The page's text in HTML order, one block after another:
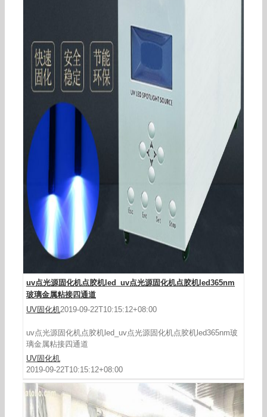
uv点光源固化机点胶机led_uv点光源固化机点胶机led365nm
玻璃金属粘接四通道
UV固化机2019-09-22T10:15:12+08:00
uv点光源固化机点胶机led_uv点光源固化机点胶机led365nm玻
璃金属粘接四通道
UV固化机
2019-09-22T10:15:12+08:00
传统高压汞灯uv印刷机改装UVLED固化机固化应用
案例